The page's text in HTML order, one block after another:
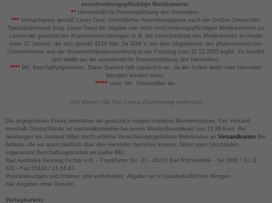
verschreibungspflichtige Medikamente.
** Unverbindliche Preisempfehlung des Herstellers.
*** Verkaufspreis gemäß Lauer-Taxe; verbindlicher Abrechnungspreis nach der Großen Deutschen
Spezialitätentaxe (sog. Lauer-Taxe) bei Abgabe von nicht verschreibungspflichtigen Medikamenten zu
Lasten der gesetzlichen Krankenversicherungen (z.B. bei Verschreibung des Medikaments an Kinder
unter 12 Jahren), die sich gemäß §129 Abs. 5a SGB V aus dem Abgabepreis des pharmazeutischen
Unternehmens und der Arzneimittelpreisverordnung in der Fassung zum 31.12.2003 ergibt. Es handelt
sich nicht um die unverbindliche Preisempfehlung des Herstellers.
****BK: Beschaffungskosten. Diese Summe fällt zusätzlich an, da der Artikel direkt vom Hersteller
bezogen werden muss.
*****verw. bis: Verwendbar bis.
Hier können Sie Ihre Cookie-Zustimmung widerrufen
Die angegebenen Preise beinhalten die gesetzlich vorgeschriebene Mehrwertsteuer. Der Versand
innerhalb Deutschlands ist versandkostenfrei bei einem Mindestbestellwert von 13,99 Euro. Bei
Sendungen ins Ausland fallen durch erhöhte Versicherungsgebühren Mehrkosten an VersandkostenBei
Artikeln, die wir ausschließlich über den Hersteller beziehen können, fallen unter Umständen
sogenannte Beschaffungskosten an (siehe BK).
Bad Apotheke Henning Fichter e.K. - Frankfurter Str. 27 - 49214 Bad Rothenfelde - Tel 0800 / 10 11
422 - Fax 05424 / 21 64 47
Preisänderungen und Irrtümer sind vorbehalten. Abgabe nur in haushaltsüblichen Mengen.
Alle Angaben ohne Gewähr.
Verfügbarkeit: